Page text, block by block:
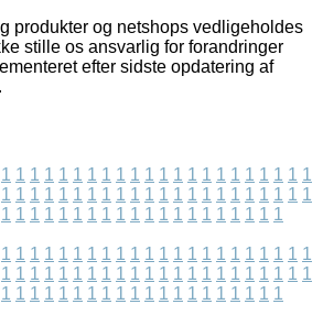
produkter og netshops vedligeholdes
stille os ansvarlig for forandringer
efter sidste opdatering af
1 1 1 1 1 1 1 1 1 1 1 1 1 1 1 1 1 1 1 1 1 1
1 1 1 1 1 1 1 1 1 1 1 1 1 1 1 1 1 1 1 1 1 1
1 1 1 1 1 1 1 1 1 1 1 1 1 1 1 1 1 1 1 1
1 1 1 1 1 1 1 1 1 1 1 1 1 1 1 1 1 1 1 1 1 1
1 1 1 1 1 1 1 1 1 1 1 1 1 1 1 1 1 1 1 1 1 1
1 1 1 1 1 1 1 1 1 1 1 1 1 1 1 1 1 1 1 1